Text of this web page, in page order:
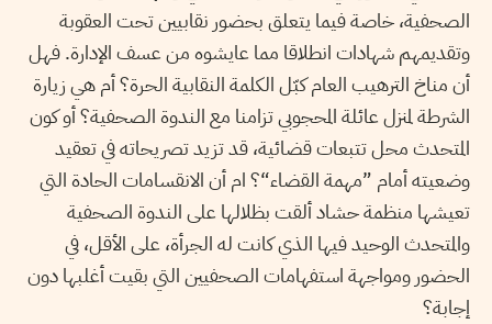
الصحفية، خاصة فيما يتعلق بحضور نقابيين تحت العقوبة
وتقديمهم شهادات انطلاقا مما عايشوه من عسف الإدارة. فهل
أن مناخ الترهيب العام كبّل الكلمة النقابية الحرة؟ أم هي زيارة
الشرطة لمنزل عائلة المحجوبي تزامنا مع الندوة الصحفية؟ أو كون
المتحدث محل تتبعات قضائية، قد تزيد تصريحاته في تعقيد
وضعيته أمام ”مهمة القضاء“؟ ام أن الانقسامات الحادة التي
تعيشها منظمة حشاد ألقت بظلالها على الندوة الصحفية
والمتحدث الوحيد فيها الذي كانت له الجرأة، على الأقل، في
الحضور ومواجهة استفهامات الصحفيين التي بقيت أغلبها دون
إجابة؟